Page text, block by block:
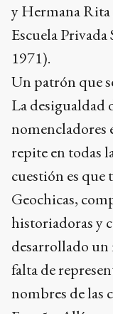
y Hermana
Escuela
1971).
Un patrón que
La desigualdad
nomencladores
repite en todas
cuestión es
Geochicas,
historiadoras y
desarrollado
falta de
nombres de las